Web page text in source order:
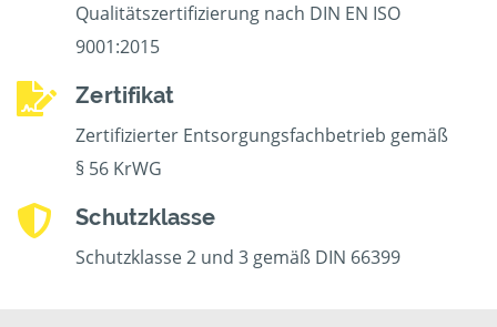
Qualitätszertifizierung nach DIN EN ISO
9001:2015
Zertifikat
Zertifizierter Entsorgungsfachbetrieb gemäß
§ 56 KrWG
Schutzklasse
Schutzklasse 2 und 3 gemäß DIN 66399